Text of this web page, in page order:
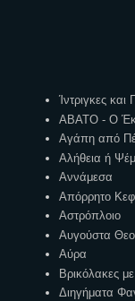
Ίντριγκες και
ΑΒΑΤΟ - Ο
Αγάπη από
Αλήθεια ή
Αννάμεσα
Απόρρητο
Αστρόπλοιο
Αυγούστα
Αύρα
Βρικόλακες με
Διηγήματα